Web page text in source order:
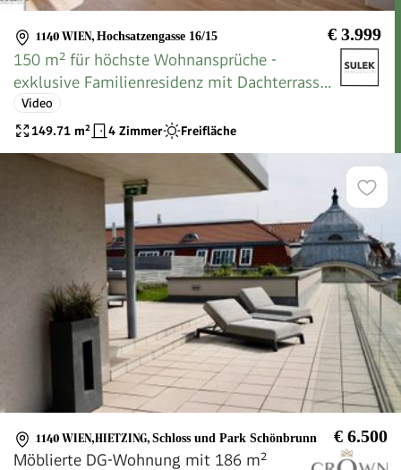
1140 WIEN, Hochsatzengasse 16/15 € 3.999
150 m² für höchste Wohnansprüche -
exklusive Familienresidenz mit Dachterrasse |
Rondelle XIV - Top 15
Video
149.71 m² 4 Zimmer Freifläche
1140 WIEN,HIETZING, Schloss und Park Schönbrunn € 6.500
Möblierte DG-Wohnung mit 186 m²